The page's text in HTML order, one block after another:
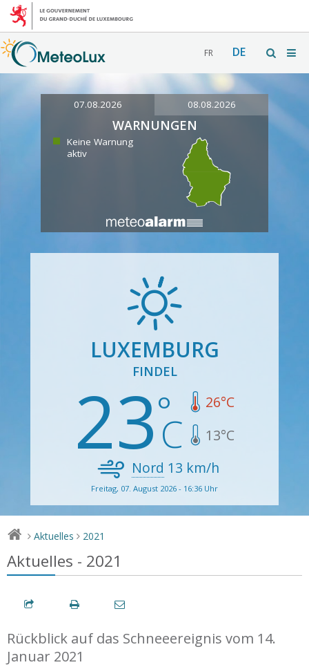
FR DE
07.08.2026 08.08.2026
WARNUNGEN
Keine Warnung
aktiv
LUXEMBURG
FINDEL
23 26°C
13°C
Nord 13 km/h
Freitag, 07. August 2026 - 16:36 Uhr
> Aktuelles > 2021
Aktuelles - 2021
Rückblick auf das Schneeereignis vom 14.
Januar 2021